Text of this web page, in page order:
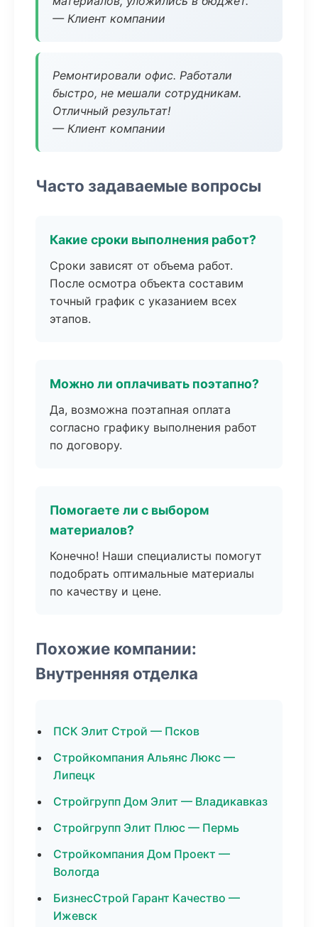
— Клиент компании
Ремонтировали офис. Работали
быстро, не мешали сотрудникам.
Отличный результат!
— Клиент компании
Часто задаваемые вопросы
Какие сроки выполнения работ?
Сроки зависят от объема работ.
После осмотра объекта составим
точный график с указанием всех
этапов.
Можно ли оплачивать поэтапно?
Да, возможна поэтапная оплата
согласно графику выполнения работ
по договору.
Помогаете ли с выбором
материалов?
Конечно! Наши специалисты помогут
подобрать оптимальные материалы
по качеству и цене.
Похожие компании:
Внутренняя отделка
ПСК Элит Строй — Псков
Стройкомпания Альянс Люкс —
Липецк
Стройгрупп Дом Элит — Владикавказ
Стройгрупп Элит Плюс — Пермь
Стройкомпания Дом Проект —
Вологда
БизнесСтрой Гарант Качество —
Ижевск